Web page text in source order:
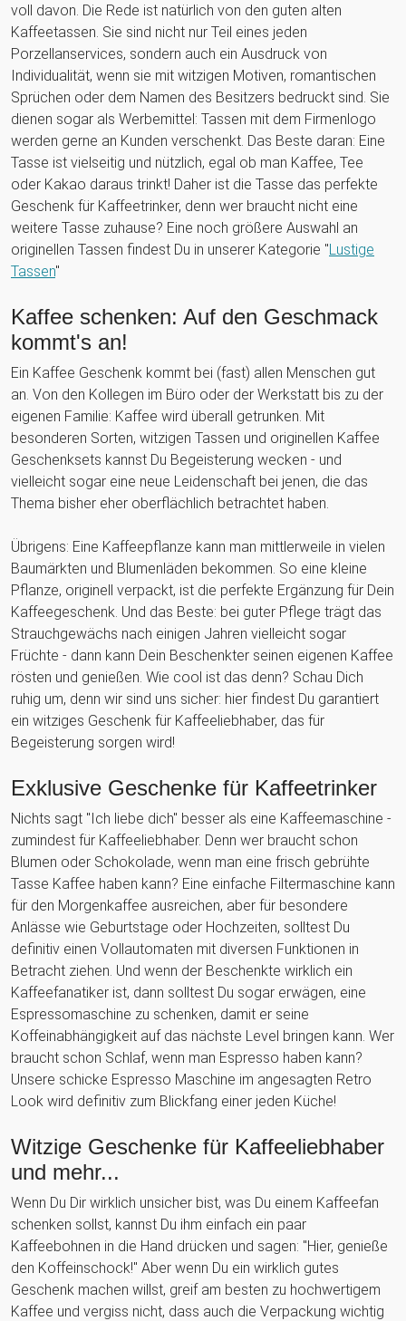
voll davon. Die Rede ist natürlich von den guten alten
Kaffeetassen. Sie sind nicht nur Teil eines jeden
Porzellanservices, sondern auch ein Ausdruck von
Individualität, wenn sie mit witzigen Motiven, romantischen
Sprüchen oder dem Namen des Besitzers bedruckt sind. Sie
dienen sogar als Werbemittel: Tassen mit dem Firmenlogo
werden gerne an Kunden verschenkt. Das Beste daran: Eine
Tasse ist vielseitig und nützlich, egal ob man Kaffee, Tee
oder Kakao daraus trinkt! Daher ist die Tasse das perfekte
Geschenk für Kaffeetrinker, denn wer braucht nicht eine
weitere Tasse zuhause? Eine noch größere Auswahl an
originellen Tassen findest Du in unserer Kategorie "Lustige
Tassen"
Kaffee schenken: Auf den Geschmack
kommt's an!
Ein Kaffee Geschenk kommt bei (fast) allen Menschen gut
an. Von den Kollegen im Büro oder der Werkstatt bis zu der
eigenen Familie: Kaffee wird überall getrunken. Mit
besonderen Sorten, witzigen Tassen und originellen Kaffee
Geschenksets kannst Du Begeisterung wecken - und
vielleicht sogar eine neue Leidenschaft bei jenen, die das
Thema bisher eher oberflächlich betrachtet haben.
Übrigens: Eine Kaffeepflanze kann man mittlerweile in vielen
Baumärkten und Blumenläden bekommen. So eine kleine
Pflanze, originell verpackt, ist die perfekte Ergänzung für Dein
Kaffeegeschenk. Und das Beste: bei guter Pflege trägt das
Strauchgewächs nach einigen Jahren vielleicht sogar
Früchte - dann kann Dein Beschenkter seinen eigenen Kaffee
rösten und genießen. Wie cool ist das denn? Schau Dich
ruhig um, denn wir sind uns sicher: hier findest Du garantiert
ein witziges Geschenk für Kaffeeliebhaber, das für
Begeisterung sorgen wird!
Exklusive Geschenke für Kaffeetrinker
Nichts sagt "Ich liebe dich" besser als eine Kaffeemaschine -
zumindest für Kaffeeliebhaber. Denn wer braucht schon
Blumen oder Schokolade, wenn man eine frisch gebrühte
Tasse Kaffee haben kann? Eine einfache Filtermaschine kann
für den Morgenkaffee ausreichen, aber für besondere
Anlässe wie Geburtstage oder Hochzeiten, solltest Du
definitiv einen Vollautomaten mit diversen Funktionen in
Betracht ziehen. Und wenn der Beschenkte wirklich ein
Kaffeefanatiker ist, dann solltest Du sogar erwägen, eine
Espressomaschine zu schenken, damit er seine
Koffeinabhängigkeit auf das nächste Level bringen kann. Wer
braucht schon Schlaf, wenn man Espresso haben kann?
Unsere schicke Espresso Maschine im angesagten Retro
Look wird definitiv zum Blickfang einer jeden Küche!
Witzige Geschenke für Kaffeeliebhaber
und mehr...
Wenn Du Dir wirklich unsicher bist, was Du einem Kaffeefan
schenken sollst, kannst Du ihm einfach ein paar
Kaffeebohnen in die Hand drücken und sagen: "Hier, genieße
den Koffeinschock!" Aber wenn Du ein wirklich gutes
Geschenk machen willst, greif am besten zu hochwertigem
Kaffee und vergiss nicht, dass auch die Verpackung wichtig